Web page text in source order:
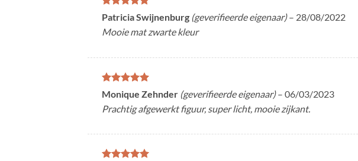
Gewaardeerd
5 uit 5
Patricia Swijnenburg (geverifieerde eigenaar) – 28/08/2022
Mooie mat zwarte kleur
Gewaardeerd
5 uit 5
Monique Zehnder (geverifieerde eigenaar) – 06/03/2023
Prachtig afgewerkt figuur, super licht, mooie zijkant.